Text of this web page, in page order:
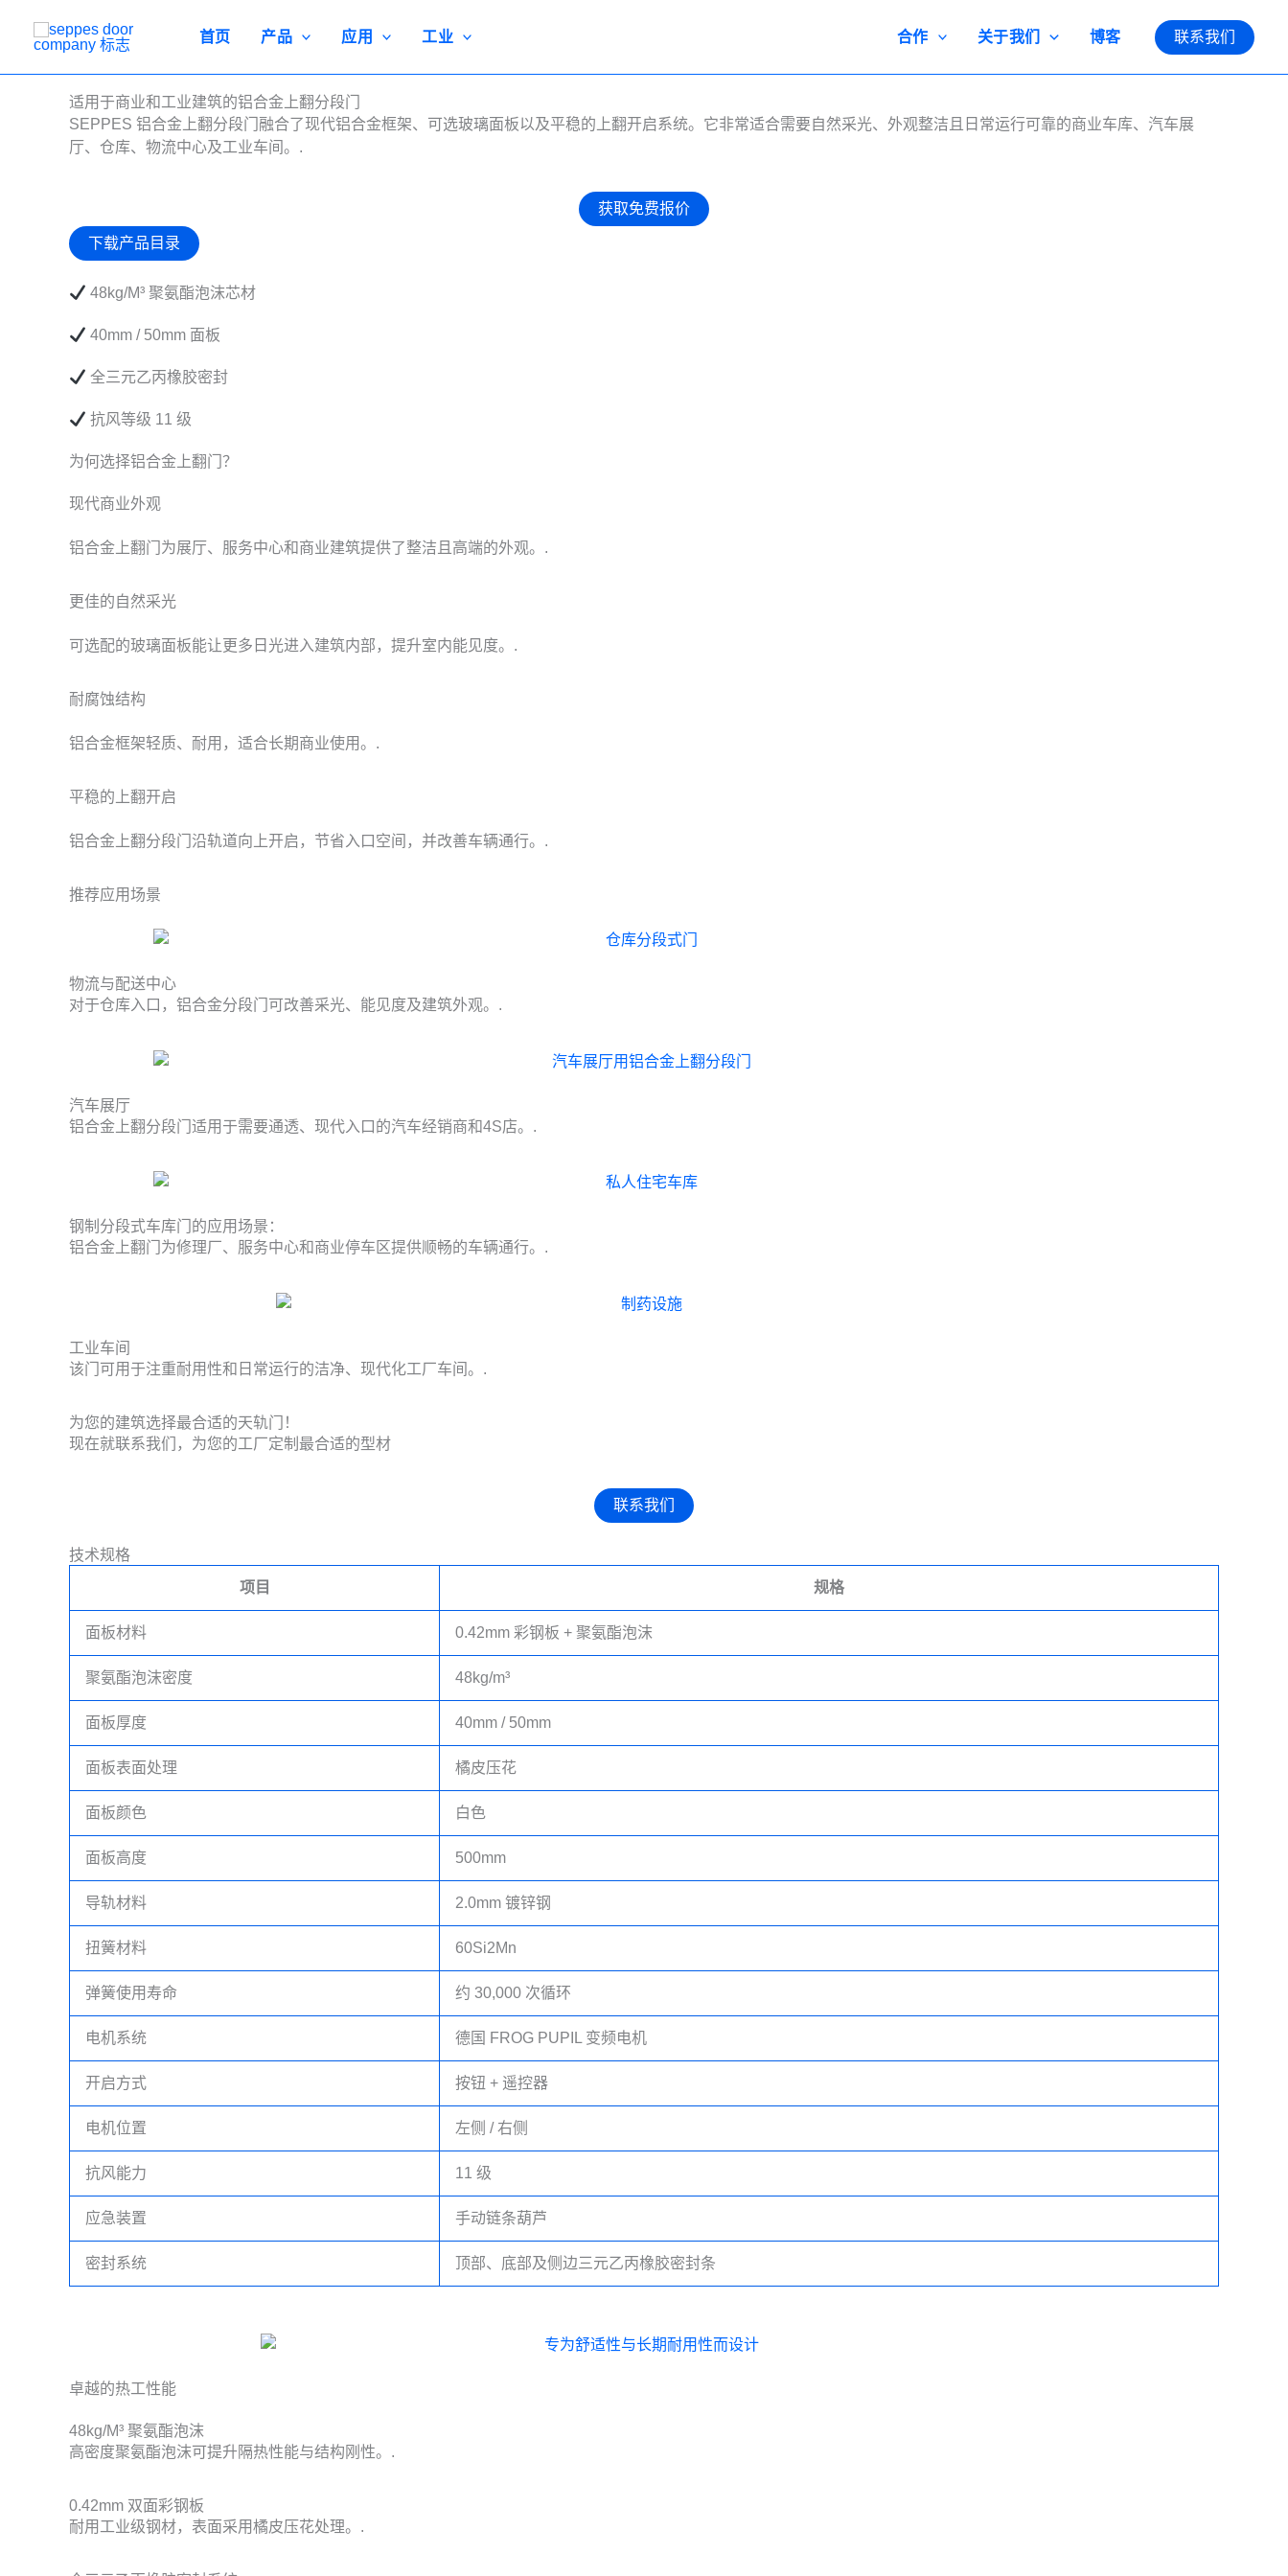
容
首页 产品 应用 工业 合作 关于我们 博客 联系我们
适用于商业和工业建筑的铝合金上翻分段门
SEPPES 铝合金上翻分段门融合了现代铝合金框架、可选玻璃面板以及平稳的上翻开启系统。它非常适合需要自然采光、外观整洁且日常运行可靠的商业车库、汽车展
厅、仓库、物流中心及工业车间。.
获取免费报价
下载产品目录
48kg/m³ 聚氨酯泡沫芯材
40mm / 50mm 面板
全三元乙丙橡胶密封
抗风等级 11 级
为何选择铝合金上翻门？
现代商业外观
铝合金上翻门为展厅、服务中心和商业建筑提供了整洁且高端的外观。.
更佳的自然采光
可选配的玻璃面板能让更多日光进入建筑内部，提升室内能见度。.
耐腐蚀结构
铝合金框架轻质、耐用，适合长期商业使用。.
平稳的上翻开启
铝合金上翻分段门沿轨道向上开启，节省入口空间，并改善车辆通行。.
推荐应用场景
物流与配送中心
对于仓库入口，铝合金分段门可改善采光、能见度及建筑外观。.
汽车展厅
铝合金上翻分段门适用于需要通透、现代入口的汽车经销商和4S店。.
钢制分段式车库门的应用场景：
铝合金上翻门为修理厂、服务中心和商业停车区提供顺畅的车辆通行。.
工业车间
该门可用于注重耐用性和日常运行的洁净、现代化工厂车间。.
为您的建筑选择最合适的天轨门！
现在就联系我们，为您的工厂定制最合适的型材
联系我们
技术规格
项目
规格
面板材料 0.42mm 彩钢板 + 聚氨酯泡沫
聚氨酯泡沫密度 48kg/m³
面板厚度 40mm / 50mm
面板表面处理 橘皮压花
面板颜色 白色
面板高度 500mm
导轨材料 2.0mm 镀锌钢
扭簧材料 60Si2Mn
弹簧使用寿命 约 30,000 次循环
电机系统 德国 FROG PUPIL 变频电机
开启方式 按钮 + 遥控器
电机位置 左侧 / 右侧
抗风能力 11 级
应急装置 手动链条葫芦
密封系统 顶部、底部及侧边三元乙丙橡胶密封条
卓越的热工性能
48kg/m³ 聚氨酯泡沫
高密度聚氨酯泡沫可提升隔热性能与结构刚性。.
0.42mm 双面彩钢板
耐用工业级钢材，表面采用橘皮压花处理。.